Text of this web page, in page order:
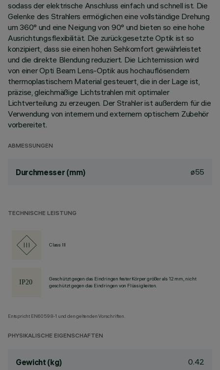
sodass der elektrische Anschluss einfach und schnell ist. Die
Gelenke des Strahlers ermöglichen eine vollständige Drehung
um 360° und eine Neigung von 90° und bieten so eine hohe
Ausrichtungsflexibilität. Die zurückgesetzte Optik ist so
konzipiert, dass sie einen hohen Sehkomfort gewährleistet
und die direkte Blendung reduziert. Die Lichtemission wird
von einer Opti Beam Lens-Optik aus hochauflösendem
thermoplastischem Material gesteuert, die in der Lage ist,
präzise, gleichmäßige Lichtstrahlen mit optimaler
Lichtverteilung zu erzeugen. Der Strahler ist außerdem für die
Verwendung von internem und externem optischem Zubehör
vorbereitet.
ABMESSUNGEN
Durchmesser (mm) ø55
TECHNISCHE LEISTUNG
Class III
Geschützt gegen das Eindringen fester Körper größer als 12 mm, nicht
geschützt gegen das Eindringen von Flüssigkeiten.
Entspricht EN60598-1 und den geltenden Vorschriften.
PHYSIKALISCHE EIGENSCHAFTEN
Gewicht (kg) 0.42